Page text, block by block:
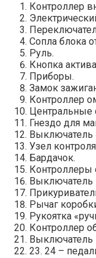
Контроллер
Сопла блока
Руль.
Кнопка
Приборы.
Замок
Контроллер
Центральные
Гнездо для
Выключатель
Узел
Бардачок.
Контроллеры
Выключатель
Рычаг
Рукоятка
Контроллер
Выключатель
23. 24 –